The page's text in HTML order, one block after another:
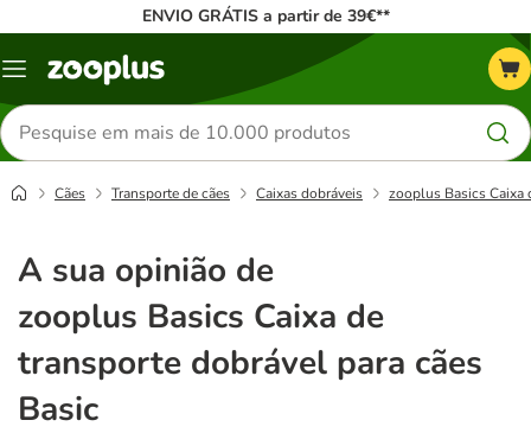
ENVIO GRÁTIS a partir de 39€**
Menu
Pesquisar
produtos
Cães Transporte de cães Caixas dobráveis zooplus Basics Caixa
A sua opinião de
zooplus Basics Caixa de
transporte dobrável para cães
Basic